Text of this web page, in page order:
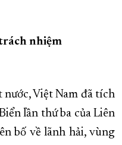
nhiệm
Việt Nam đã tích
lần thứ ba của Liên
bố về lãnh hải, vùng